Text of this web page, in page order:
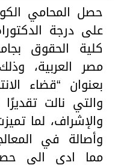
حصل المحامي
على درجة
كلية الحقوق
مصر العربية،
بعنوان “قضاء
والتي نالت
والإشراف، لما
وأصالة في
مما ادى الى